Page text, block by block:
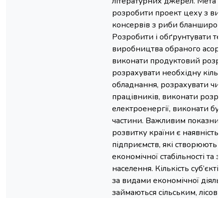
розробити проект цеху з
консервів з риби
Розробити і обґрунтувати
виробництва обраного
виконати продуктовий
розрахувати необхідну
обладнання, розрахувати
працівників, виконати
електроенергії, виконати
частини. Важливим
розвитку країни є
підприємств, які створюють
економічної стабільності та
населення. Кількість
за видами економічної
займаються сільським,